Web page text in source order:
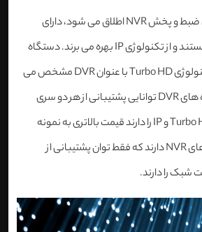
آنچه که به دستگاه های ضبط و پخش NVR اطلاق می شود، دارای
تکنولوژی تحت شبکه هستند و از تکنولوژی IP بهره می برند. دستگاه
های ضبط و پخش در تکنولوژی Turbo HD با عنوان DVR مشخص می
شوند. از آنجا که دستگاه های DVR توانایی پشتیبانی از هر دو سری
دوربینهای مداربسته Turbo HD و IP را دارند قیمت بالاتری به نمونه
مشابه خود در دستگاه های NVR دارند که فقط توان پشتیبانی از
شبک را دارند.